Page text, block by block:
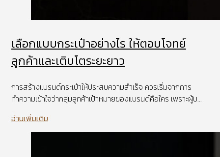
เลือกแบบกระเป๋าอย่างไร ให้ตอบโจทย์
ลูกค้าและเติบโตระยะยาว
การสร้างแบรนด์กระเป๋าให้ประสบความสำเร็จ ควรเริ่มจากการ
ทำความเข้าใจว่ากลุ่มลูกค้าเป้าหมายของแบรนด์คือใคร เพราะผู้บ...
อ่านเพิ่มเติม